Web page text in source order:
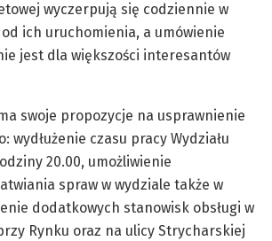
wyczerpują się codziennie w
ich uruchomienia, a umówienie
jest dla większości interesantów
swoje propozycje na usprawnienie
wydłużenie czasu pracy Wydziału
20.00, umożliwienie
spraw w wydziale także w
dodatkowych stanowisk obsługi w
Rynku oraz na ulicy Strycharskiej